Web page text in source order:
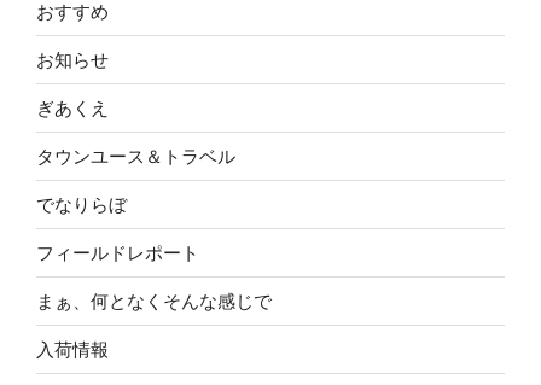
おすすめ
お知らせ
ぎあくえ
タウンユース＆トラベル
でなりらぼ
フィールドレポート
まぁ、何となくそんな感じで
入荷情報